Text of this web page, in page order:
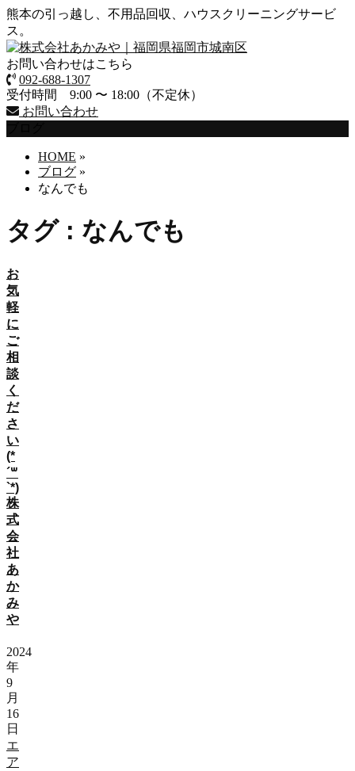
熊本の引っ越し、不用品回収、ハウスクリーニングサービ
ス。
お問い合わせはこちら
092-688-1307
受付時間 9:00 〜 18:00（不定休）
お問い合わせ
HOME »
ブログ »
なんでも
タグ : なんでも
お
気
軽
に
ご
相
談
く
だ
さ
い
(*
´꒳
`*)
株
式
会
社
あ
か
み
や
2024
年
9
月
16
日
エ
ア